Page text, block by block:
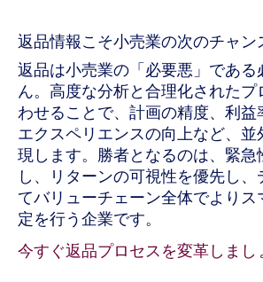
返品情報こそ小売業の次のチャン
返品は小売業の「必要悪」である
ん。高度な分析と合理化されたプ
わせることで、計画の精度、利益
エクスペリエンスの向上など、並
現します。勝者となるのは、緊急
し、リターンの可視性を優先し、
てバリューチェーン全体でよりス
定を行う企業です。
今すぐ返品プロセスを変革しまし